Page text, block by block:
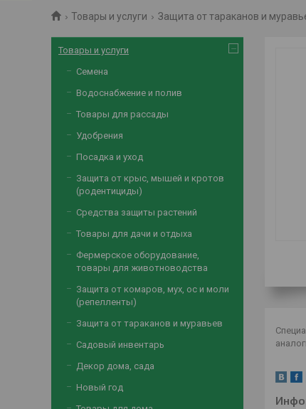
Товары и услуги Защита от тараканов и
Товары и услуги
Семена
Водоснабжение и полив
Товары для рассады
Удобрения
Посадка и уход
Защита от крыс, мышей и кротов
(родентициды)
Средства защиты растений
Товары для дачи и отдыха
Фермерское оборудование,
товары для животноводства
Защита от комаров, мух, ос и моли
(репелленты)
Защита от тараканов и муравьев
Садовый инвентарь
Декор дома, сада
Новый год